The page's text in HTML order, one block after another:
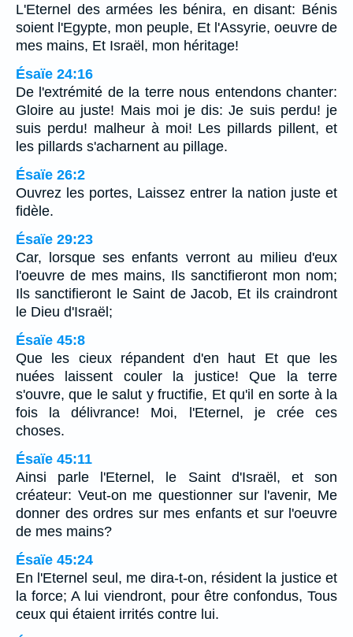
L'Eternel des armées les bénira, en disant: Bénis
soient l'Egypte, mon peuple, Et l'Assyrie, oeuvre de
mes mains, Et Israël, mon héritage!
Ésaïe 24:16
De l'extrémité de la terre nous entendons chanter:
Gloire au juste! Mais moi je dis: Je suis perdu! je
suis perdu! malheur à moi! Les pillards pillent, et
les pillards s'acharnent au pillage.
Ésaïe 26:2
Ouvrez les portes, Laissez entrer la nation juste et
fidèle.
Ésaïe 29:23
Car, lorsque ses enfants verront au milieu d'eux
l'oeuvre de mes mains, Ils sanctifieront mon nom;
Ils sanctifieront le Saint de Jacob, Et ils craindront
le Dieu d'Israël;
Ésaïe 45:8
Que les cieux répandent d'en haut Et que les
nuées laissent couler la justice! Que la terre
s'ouvre, que le salut y fructifie, Et qu'il en sorte à la
fois la délivrance! Moi, l'Eternel, je crée ces
choses.
Ésaïe 45:11
Ainsi parle l'Eternel, le Saint d'Israël, et son
créateur: Veut-on me questionner sur l'avenir, Me
donner des ordres sur mes enfants et sur l'oeuvre
de mes mains?
Ésaïe 45:24
En l'Eternel seul, me dira-t-on, résident la justice et
la force; A lui viendront, pour être confondus, Tous
ceux qui étaient irrités contre lui.